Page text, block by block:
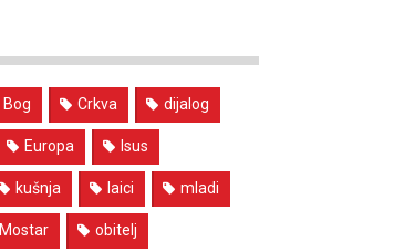
Bog Crkva dijalog
Europa Isus
kušnja laici mladi
Mostar obitelj